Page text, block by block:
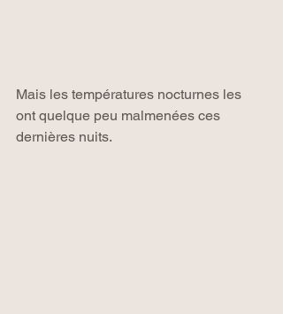
Mais les températures nocturnes les
ont quelque peu malmenées ces
dernières nuits.